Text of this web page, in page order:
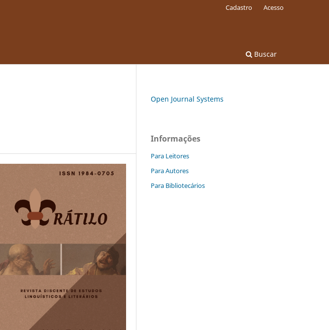
Buscar
Cadastro Acesso
Open Journal Systems
Informações
Para Leitores
Para Autores
Para Bibliotecários